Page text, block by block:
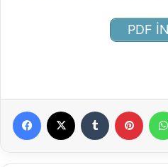
PDF